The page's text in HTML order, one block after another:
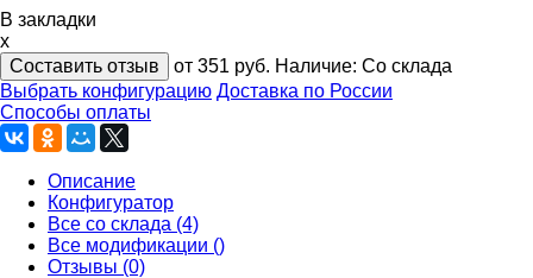
В закладки
x
Составить отзыв
от 351 руб. Наличие: Со склада
Выбрать конфигурацию Доставка по России
Способы оплаты
Описание
Конфигуратор
Все со склада (4)
Все модификации ()
Отзывы (0)